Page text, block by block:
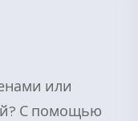
или
С помощью